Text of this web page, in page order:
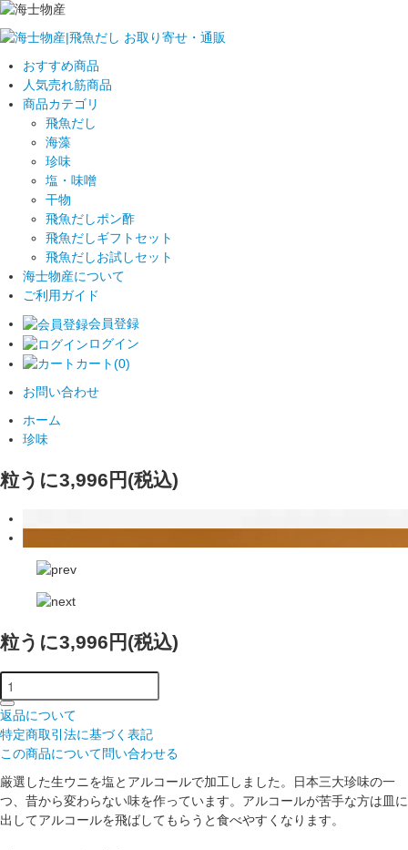
おすすめ商品
人気売れ筋商品
商品カテゴリ
飛魚だし
海藻
珍味
塩・味噌
干物
飛魚だしポン酢
飛魚だしギフトセット
飛魚だしお試しセット
海士物産について
ご利用ガイド
会員登録
ログイン
カート(0)
お問い合わせ
ホーム
珍味
粒うに3,996円(税込)
粒うに3,996円(税込)
返品について
特定商取引法に基づく表記
この商品について問い合わせる
厳選した生ウニを塩とアルコールで加工しました。日本三大珍味の一
つ、昔から変わらない味を作っています。アルコールが苦手な方は皿に
出してアルコールを飛ばしてもらうと食べやすくなります。